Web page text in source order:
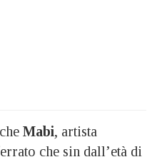
Mabi, artista
che sin dall’età di